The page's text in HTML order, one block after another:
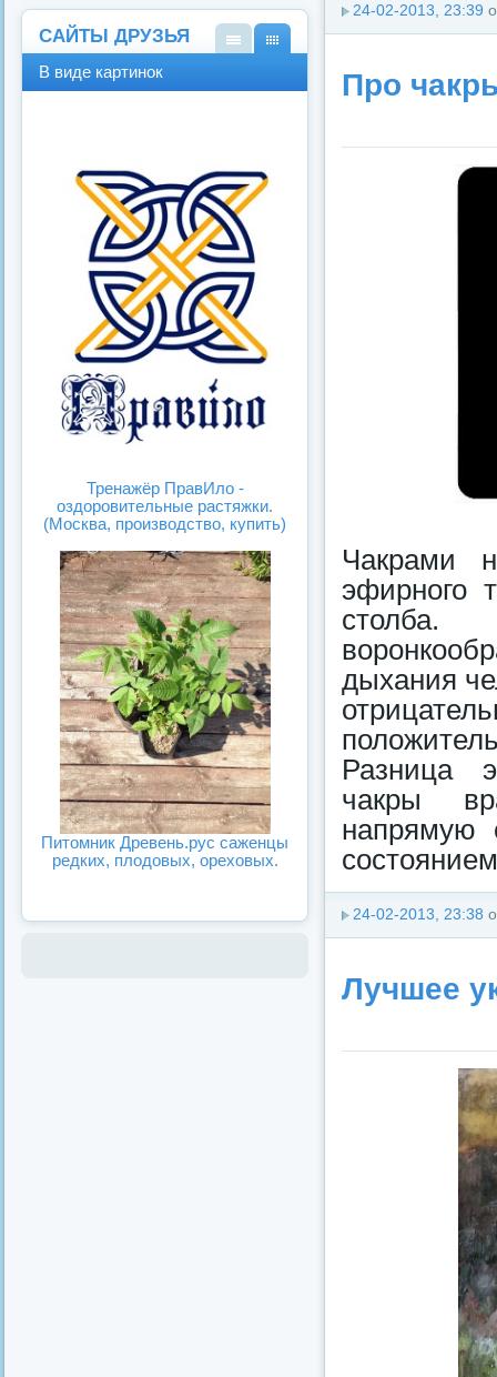
24-02-2013, 23:39
Про
Чакрами
эфирнoго
дыхания
Разница
чакры
напрямую
24-02-2013, 23:38
Лучшее
САЙТЫ ДРУЗЬЯ
В виде картинок
Тренажёр ПравИло -
оздоровительные растяжки.
(Москва, производство, купить)
Питомник Древень.рус саженцы
редких, плодовых, ореховых.